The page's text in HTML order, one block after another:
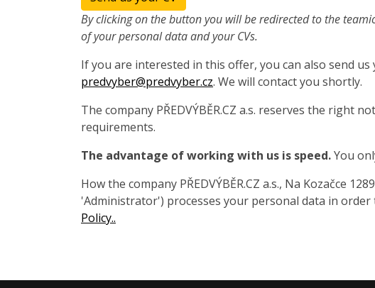
By clicking on the button you will be redirected to the
of your personal data and your CVs.
If you are interested in this offer, you can also send
predvyber@predvyber.cz. We will contact you shortly.
The company PŘEDVÝBĚR.CZ a.s. reserves the right
requirements.
The advantage of working with us is speed.You
How the company PŘEDVÝBĚR.CZ a.s., Na Kozačce
'Administrator') processes your personal data in
Policy..